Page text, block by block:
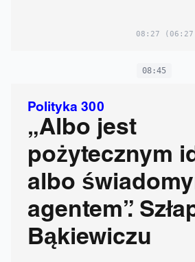
08:27
08:45
Polityka 300
„Albo jest
pożytecznym
albo
agentem”.
Bąkiewiczu